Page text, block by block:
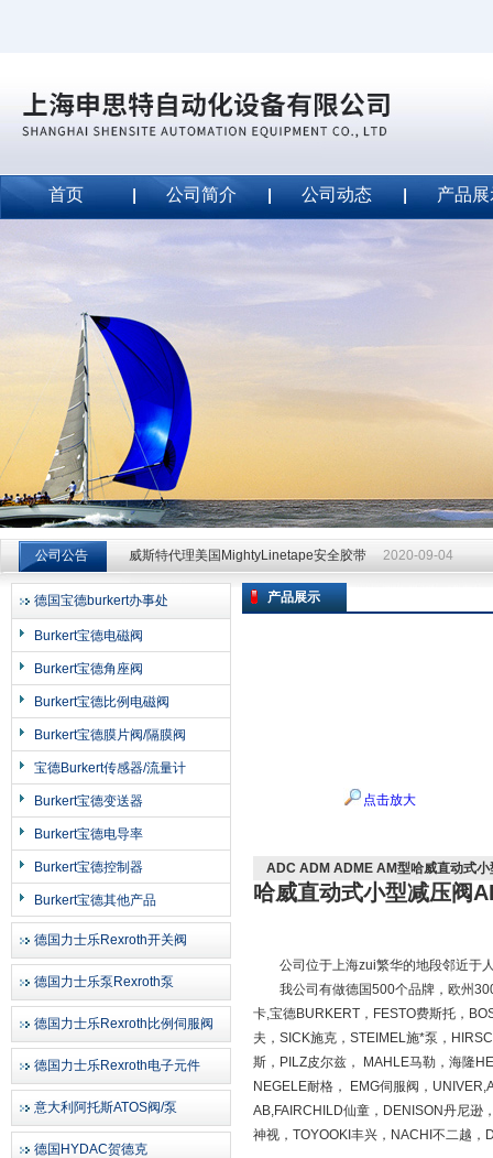
上海申思特自动化设备有限公司
首页 公司简介 公司动态 产品
公司公告
威斯特代理美国MightyLinetape安全胶带 2020-09-04
威斯特代理美国MightyLinetape安全胶带 2020-09-04
威斯特代理美国MightyLinetape安全胶带
德国宝德burkert办事处
Burkert宝德电磁阀
Burkert宝德角座阀
Burkert宝德比例电磁阀
Burkert宝德膜片阀/隔膜阀
宝德Burkert传感器/流量计
Burkert宝德变送器
Burkert宝德电导率
Burkert宝德控制器
Burkert宝德其他产品
德国力士乐Rexroth开关阀
德国力士乐泵Rexroth泵
德国力士乐Rexroth比例伺服阀
德国力士乐Rexroth电子元件
意大利阿托斯ATOS阀/泵
德国HYDAC贺德克
产品展示
点击放大
ADC ADM ADME AM型哈威直动式
哈威直动式小型减压阀
公司位于上海zui繁华的地段邻近于人
我公司有做德国500个品牌，欧州300
卡,宝德BURKERT，FESTO费斯托，
夫，SICK施克，STEIMEL施*泵，
斯，PILZ皮尔兹， MAHLE马勒，海隆
NEGELE耐格， EMG伺服阀，
AB,FAIRCHILD仙童，DENISON丹尼逊
神视，TOYOOKI丰兴，NACHI不二越，